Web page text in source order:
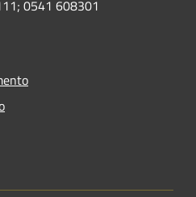
0541 608301